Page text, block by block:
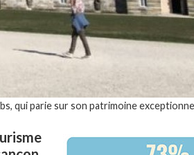
qui parie sur son patrimoine